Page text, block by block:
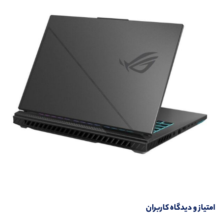
امتیاز و دیدگاه کاربران